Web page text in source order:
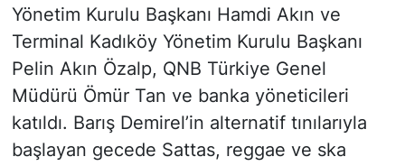
Yönetim Kurulu Başkanı Hamdi Akın ve
Terminal Kadıköy Yönetim Kurulu Başkanı
Pelin Akın Özalp, QNB Türkiye Genel
Müdürü Ömür Tan ve banka yöneticileri
katıldı. Barış Demirel’in alternatif tınılarıyla
başlayan gecede Sattas, reggae ve ska